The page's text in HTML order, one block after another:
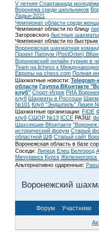
V летняя Спартакиада
Воронежа среди школьников
Ладьи-2021
Чемпионат области среди
Чемпионат области по блицу
Загоровского быстрые шахматы
Чемпионат области по
Воронежская шахматная
Проект Патиум (PostOrion)
Воронежский онлайн-турнир в
Team на lichess к
Европы на chess.com Полная
Шахматные новости:
области Группа ВКонтакте
клуб" Спорт-Игрок РИА
клуб Шахматы в Россоши
№101 Клуб "Эндшпиль" Лицея
Шахматные организации: FIDE
клуб СШОР №13 ICCF РАЗШ:
Шахсекция ВКонтакте
исторический форум Cтарый
областной ШФ Старый сайт
Воронежская область в базе
Соседи: Липецк Елец Белгород
Мичуринск Курск Железногорск
Альтернативно одаренные:
Воронежский
Форум Участники